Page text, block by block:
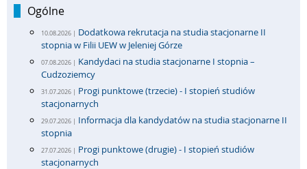
Ogólne
10.08.2026 | Dodatkowa rekrutacja na studia stacjonarne II
stopnia w Filii UEW w Jeleniej Górze
07.08.2026 | Kandydaci na studia stacjonarne I stopnia –
Cudzoziemcy
31.07.2026 | Progi punktowe (trzecie) - I stopień studiów
stacjonarnych
29.07.2026 | Informacja dla kandydatów na studia stacjonarne II
stopnia
27.07.2026 | Progi punktowe (drugie) - I stopień studiów
stacjonarnych